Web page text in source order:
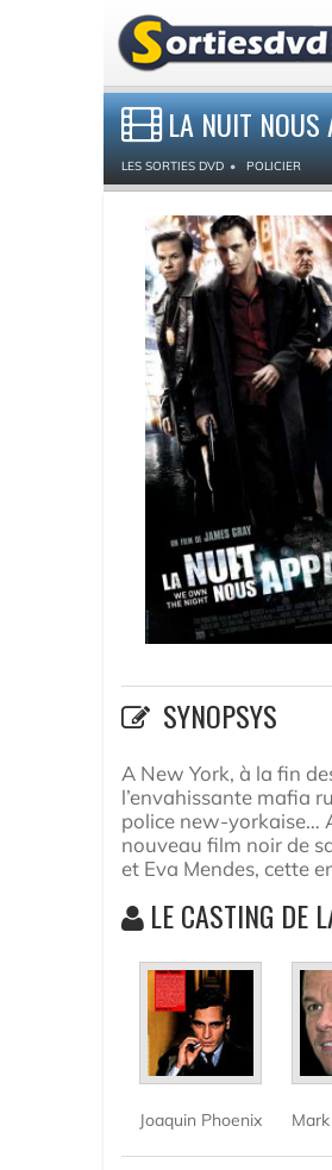
LA NUIT NOUS
LES SORTIES DVD POLICIER
SYNOPSYS
A New York, à la fin
l’envahissante mafia
police new-yorkaise…
nouveau film noir de
et Eva Mendes, cette
LE CASTING DE
Joaquin Phoenix